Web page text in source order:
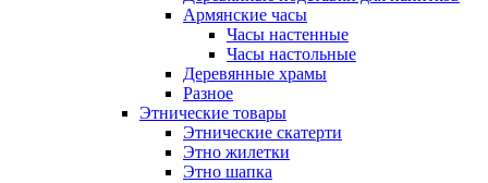
Армянские часы
Часы настенные
Часы настольные
Деревянные храмы
Разное
Этнические товары
Этнические скатерти
Этно жилетки
Этно шапка